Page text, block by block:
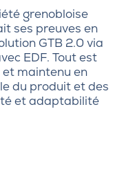
grenobloise
ses preuves en
GTB 2.0 via
EDF. Tout est
et maintenu en
du produit et des
et adaptabilité